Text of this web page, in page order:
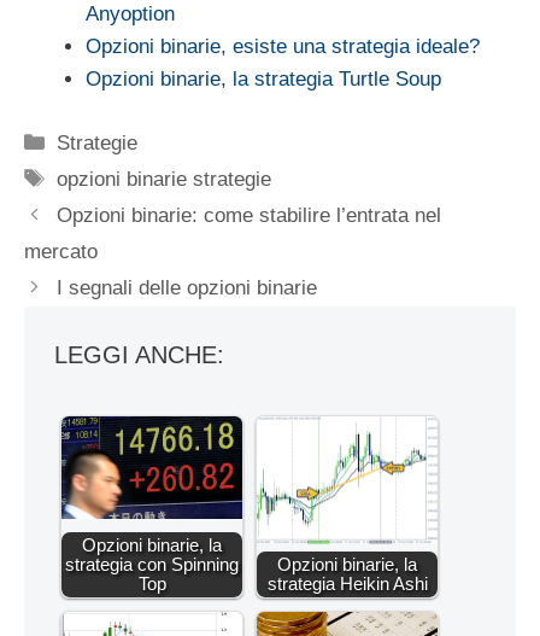
Anyoption
Opzioni binarie, esiste una strategia ideale?
Opzioni binarie, la strategia Turtle Soup
Categorie
Strategie
Tag
opzioni binarie strategie
Opzioni binarie: come stabilire l’entrata nel
mercato
I segnali delle opzioni binarie
LEGGI ANCHE:
Opzioni binarie, la
strategia con Spinning
Top
Opzioni binarie, la
strategia Heikin Ashi